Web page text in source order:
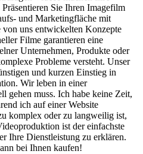
Sie Ihren Imagefilm
und Marketingfläche mit
uns entwickelten Konzepte
Filme garantieren eine
Unternehmen, Produkte oder
Probleme versteht. Unser
und kurzen Einstieg in
Wir leben in einer
gehen muss. Ich habe keine Zeit,
ich auf einer Website
komplex oder zu langweilig ist,
ist der einfachste
Ihre Dienstleistung zu erklären.
bei Ihnen kaufen!